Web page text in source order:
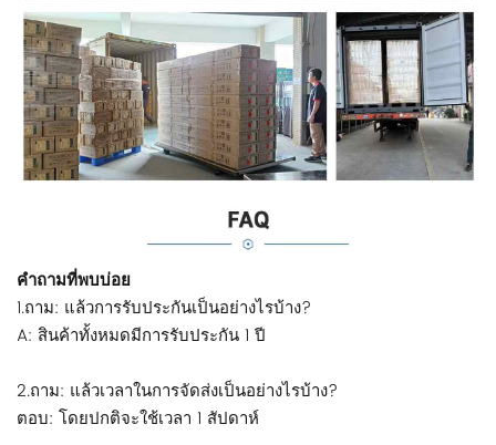
คำถามที่พบบ่อย
1.ถาม: แล้วการรับประกันเป็นอย่างไรบ้าง?
A: สินค้าทั้งหมดมีการรับประกัน 1 ปี
2.ถาม: แล้วเวลาในการจัดส่งเป็นอย่างไรบ้าง?
ตอบ: โดยปกติจะใช้เวลา 1 สัปดาห์